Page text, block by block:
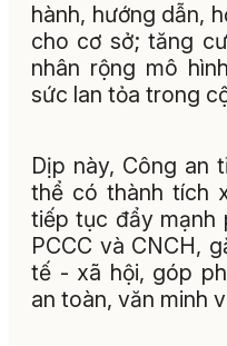
hành, hướng dẫn,
cho cơ sở; tăng
nhân rộng mô
sức lan tỏa trong
Dịp này, Công an
thể có thành tích
tiếp tục đẩy mạnh
PCCC và CNCH,
tế - xã hội, góp
an toàn, văn minh